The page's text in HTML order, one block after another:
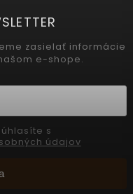
zasielať informácie
e-shope.
údajov